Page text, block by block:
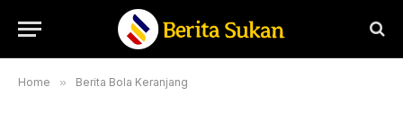
Home » Berita Bola Keranjang